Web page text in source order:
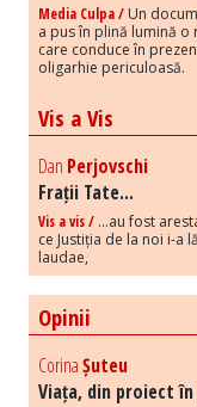
Media Culpa / Un
a pus în plină lumină
care conduce în
oligarhie periculoasă.
Vis a Vis
Dan Perjovschi
Frații Tate...
Vis a vis / ...au fost
ce Justiția de la noi i-a
laudae,
Opinii
CorinaȘuteu
Viața, din proiect